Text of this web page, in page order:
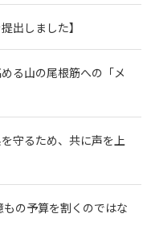
出しました】
る山の尾根筋への「メ
守るため、共に声を上
の予算を割くのではな